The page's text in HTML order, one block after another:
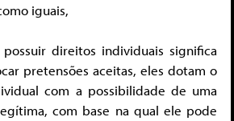
iguais,
direitos individuais significa
pretensões aceitas, eles dotam o
com a possibilidade de uma
com base na qual ele pode